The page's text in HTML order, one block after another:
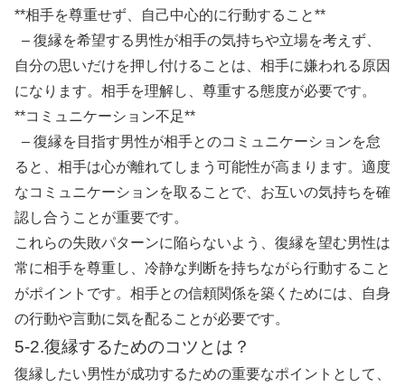
**相手を尊重せず、自己中心的に行動すること**
– 復縁を希望する男性が相手の気持ちや立場を考えず、
自分の思いだけを押し付けることは、相手に嫌われる原因
になります。相手を理解し、尊重する態度が必要です。
**コミュニケーション不足**
– 復縁を目指す男性が相手とのコミュニケーションを怠
ると、相手は心が離れてしまう可能性が高まります。適度
なコミュニケーションを取ることで、お互いの気持ちを確
認し合うことが重要です。
これらの失敗パターンに陥らないよう、復縁を望む男性は
常に相手を尊重し、冷静な判断を持ちながら行動すること
がポイントです。相手との信頼関係を築くためには、自身
の行動や言動に気を配ることが必要です。
5-2.復縁するためのコツとは？
復縁したい男性が成功するための重要なポイントとして、